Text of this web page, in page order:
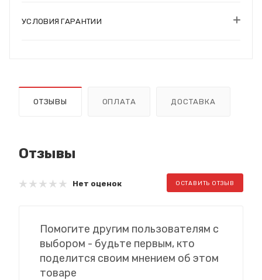
УСЛОВИЯ ГАРАНТИИ
ОТЗЫВЫ ОПЛАТА ДОСТАВКА
Отзывы
Нет оценок ОСТАВИТЬ ОТЗЫВ
Помогите другим пользователям с
выбором - будьте первым, кто
поделится своим мнением об этом
товаре